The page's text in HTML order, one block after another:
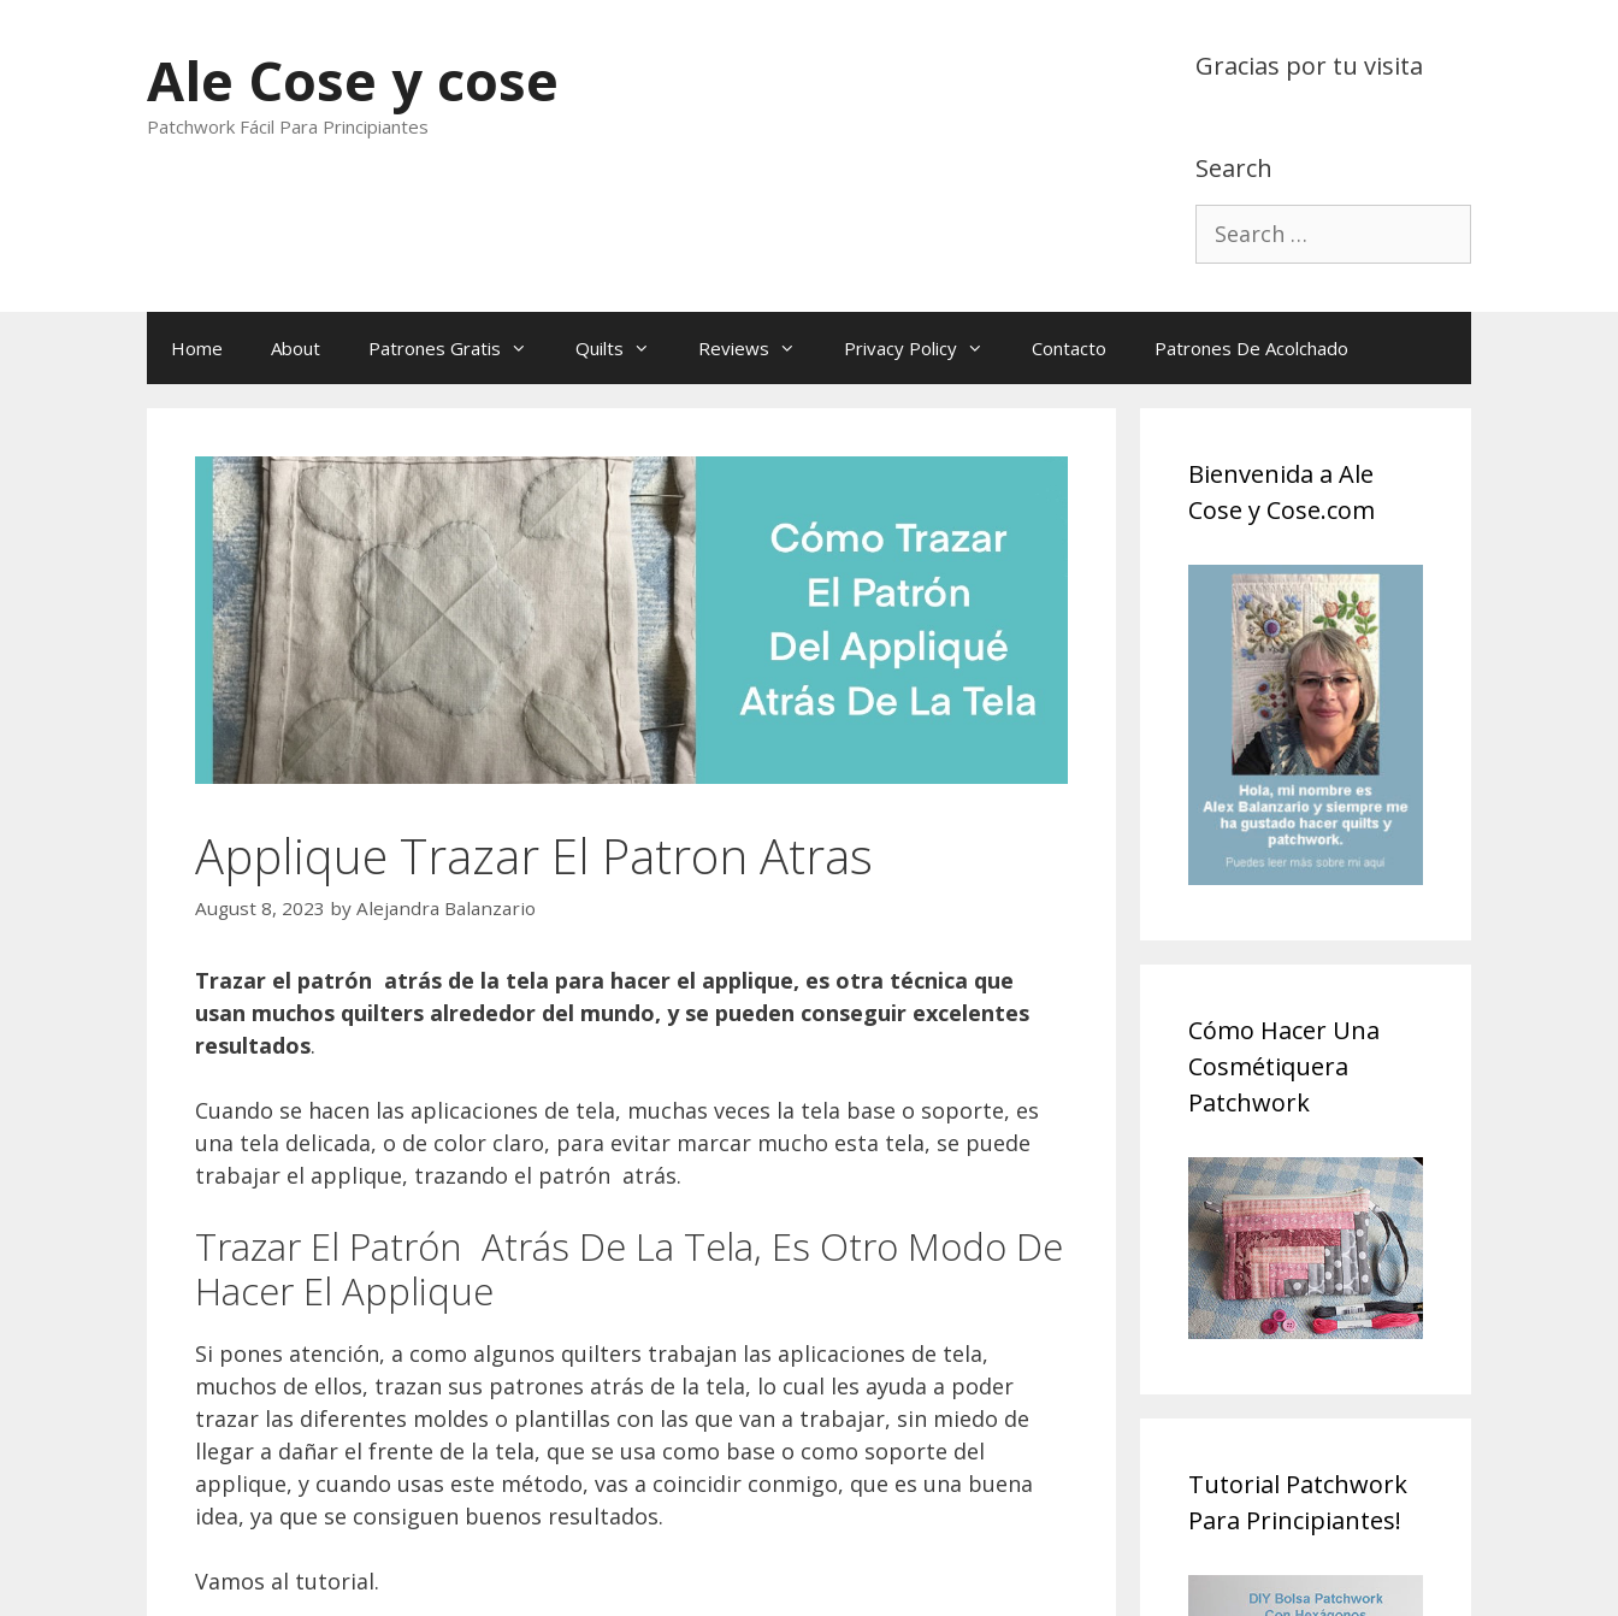
Gracias por tu visita
Search
Search
for:
Ale Cose y cose
Patchwork Fácil Para Principiantes
Home About Patrones Gratis Quilts Reviews Privacy Policy Contacto Patrones De Acolchado
Applique Trazar El Patron Atras
August 8, 2023 by Alejandra Balanzario
Trazar el patrón atrás de la tela para hacer el applique, es otra técnica que
usan muchos quilters alrededor del mundo, y se pueden conseguir excelentes
resultados.
Cuando se hacen las aplicaciones de tela, muchas veces la tela base o soporte, es
una tela delicada, o de color claro, para evitar marcar mucho esta tela, se puede
trabajar el applique, trazando el patrón atrás.
Trazar El Patrón Atrás De La Tela, Es Otro Modo De
Hacer El Applique
Si pones atención, a como algunos quilters trabajan las aplicaciones de tela,
muchos de ellos, trazan sus patrones atrás de la tela, lo cual les ayuda a poder
trazar las diferentes moldes o plantillas con las que van a trabajar, sin miedo de
llegar a dañar el frente de la tela, que se usa como base o como soporte del
applique, y cuando usas este método, vas a coincidir conmigo, que es una buena
idea, ya que se consiguen buenos resultados.
Vamos al tutorial.
Bienvenida a Ale
Cose y Cose.com
Cómo Hacer Una
Cosmétiquera
Patchwork
Tutorial Patchwork
Para Principiantes!